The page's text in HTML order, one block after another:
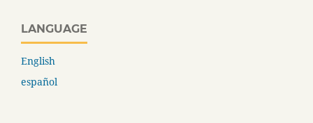
LANGUAGE
English
español